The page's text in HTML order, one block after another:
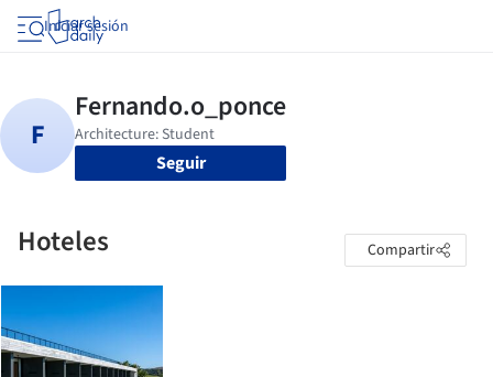
Iniciar sesión
Seguir
Hoteles Compartir